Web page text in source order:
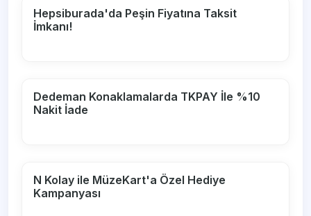
Hepsiburada'da Peşin Fiyatına Taksit
İmkanı!
Dedeman Konaklamalarda TKPAY İle %10
Nakit İade
N Kolay ile MüzeKart'a Özel Hediye
Kampanyası